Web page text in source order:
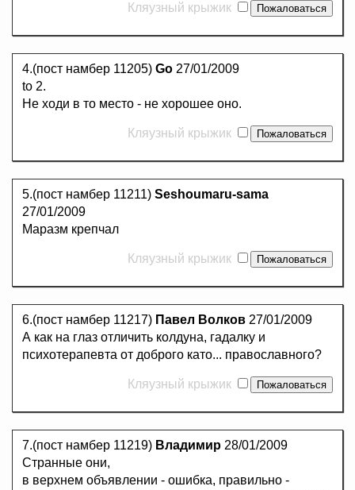
Кляузный крыжик
4.(пост намбер 11205) Go 27/01/2009
to 2.
Не ходи в то место - не хорошее оно.
Кляузный крыжик
5.(пост намбер 11211) Seshoumaru-sama
27/01/2009
Маразм крепчал
Кляузный крыжик
6.(пост намбер 11217) Павел Волков 27/01/2009
А как на глаз отличить колдуна, гадалку и
психотерапевта от доброго като... православного?
Кляузный крыжик
7.(пост намбер 11219) Владимир 28/01/2009
Странные они,
в верхнем объявлении - ошибка, правильно -